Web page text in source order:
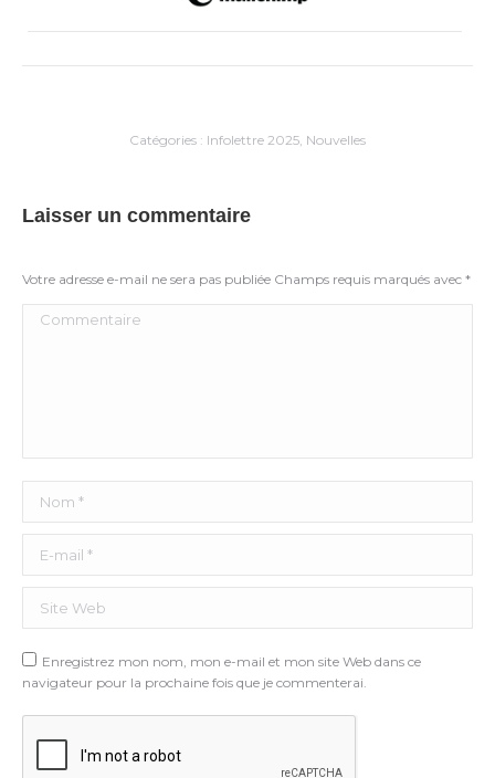
Catégories : Infolettre 2025, Nouvelles
Laisser un commentaire
Votre adresse e-mail ne sera pas publiée Champs requis marqués avec *
Commentaire
Enregistrez mon nom, mon e-mail et mon site Web dans ce
navigateur pour la prochaine fois que je commenterai.